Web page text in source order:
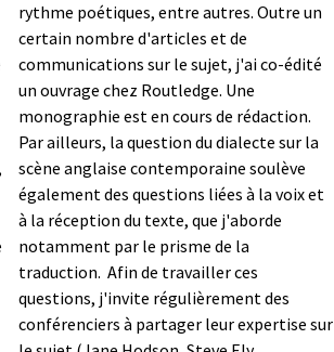
rythme poétiques, entre autres. Outre un
certain nombre d'articles et de
communications sur le sujet, j'ai co-édité
un ouvrage chez Routledge. Une
monographie est en cours de rédaction.
Par ailleurs, la question du dialecte sur la
scène anglaise contemporaine soulève
également des questions liées à la voix et
à la réception du texte, que j'aborde
notamment par le prisme de la
traduction. Afin de travailler ces
questions, j'invite régulièrement des
conférenciers à partager leur expertise sur